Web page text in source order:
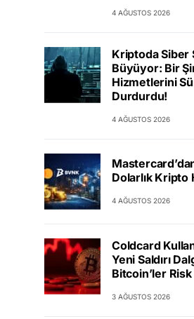
4 AĞUSTOS 2026
Kriptoda Siber
Büyüyor: Bir
Hizmetlerini
Durdurdu!
4 AĞUSTOS 2026
Dolarlık Kripto
4 AĞUSTOS 2026
Coldcard
Yeni Saldırı
Bitcoin’ler Risk
3 AĞUSTOS 2026